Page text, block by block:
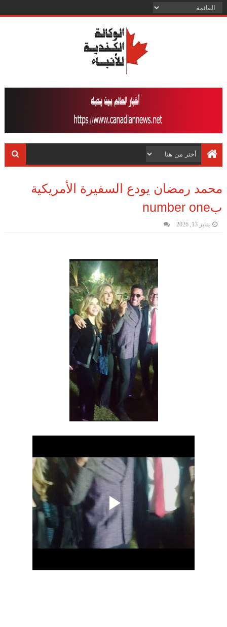
محمد رمضان يودع السفيرة الأمريكية
بnumber one
يناير 13, 2026